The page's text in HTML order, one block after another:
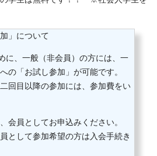
」について
に、一般（非会員）の方には、一
の「お試し参加」が可能です。
回目以降の参加には、参加費をい
会員としてお申込みください。
として参加希望の方は入会手続き